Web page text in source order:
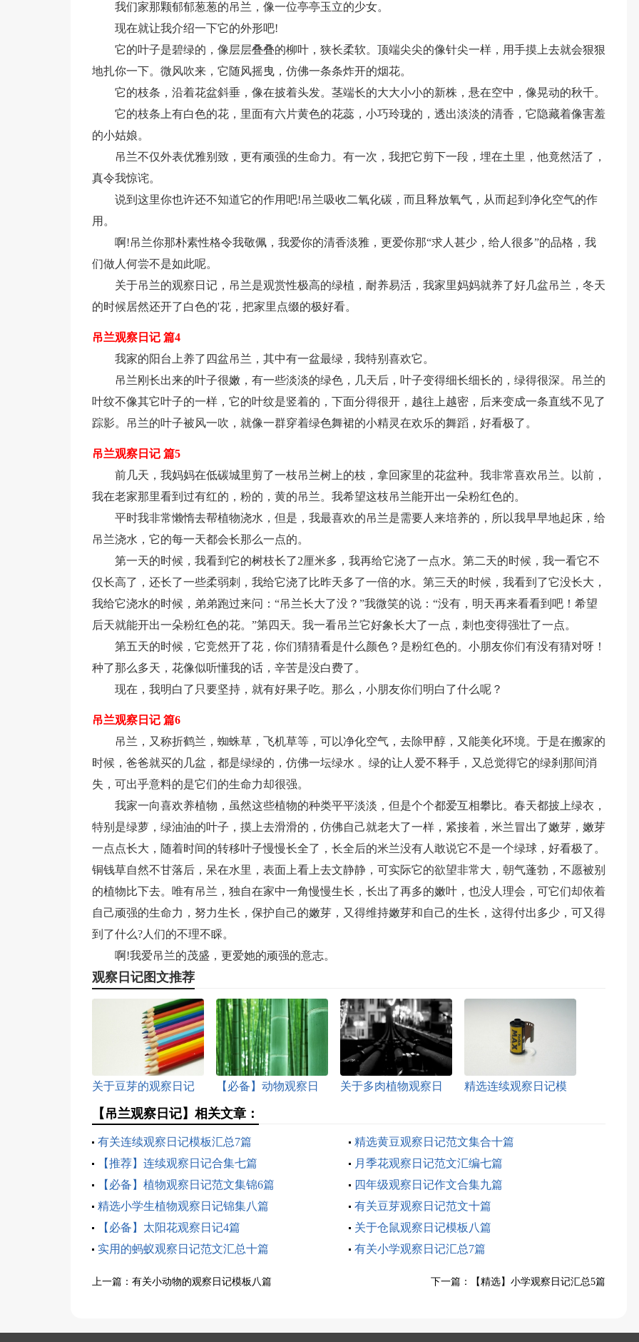
我们家那颗郁郁葱葱的吊兰，像一位亭亭玉立的少女。
现在就让我介绍一下它的外形吧!
它的叶子是碧绿的，像层层叠叠的柳叶，狭长柔软。顶端尖尖的像针尖一样，用手摸上去就会狠狠
地扎你一下。微风吹来，它随风摇曳，仿佛一条条炸开的烟花。
它的枝条，沿着花盆斜垂，像在披着头发。茎端长的大大小小的新株，悬在空中，像晃动的秋千。
它的枝条上有白色的花，里面有六片黄色的花蕊，小巧玲珑的，透出淡淡的清香，它隐藏着像害羞
的小姑娘。
吊兰不仅外表优雅别致，更有顽强的生命力。有一次，我把它剪下一段，埋在土里，他竟然活了，
真令我惊诧。
说到这里你也许还不知道它的作用吧!吊兰吸收二氧化碳，而且释放氧气，从而起到净化空气的作
用。
啊!吊兰你那朴素性格令我敬佩，我爱你的清香淡雅，更爱你那“求人甚少，给人很多”的品格，我
们做人何尝不是如此呢。
关于吊兰的观察日记，吊兰是观赏性极高的绿植，耐养易活，我家里妈妈就养了好几盆吊兰，冬天
的时候居然还开了白色的'花，把家里点缀的极好看。
吊兰观察日记 篇4
我家的阳台上养了四盆吊兰，其中有一盆最绿，我特别喜欢它。
吊兰刚长出来的叶子很嫩，有一些淡淡的绿色，几天后，叶子变得细长细长的，绿得很深。吊兰的
叶纹不像其它叶子的一样，它的叶纹是竖着的，下面分得很开，越往上越密，后来变成一条直线不见了
踪影。吊兰的叶子被风一吹，就像一群穿着绿色舞裙的小精灵在欢乐的舞蹈，好看极了。
吊兰观察日记 篇5
前几天，我妈妈在低碳城里剪了一枝吊兰树上的枝，拿回家里的花盆种。我非常喜欢吊兰。以前，
我在老家那里看到过有红的，粉的，黄的吊兰。我希望这枝吊兰能开出一朵粉红色的。
平时我非常懒惰去帮植物浇水，但是，我最喜欢的吊兰是需要人来培养的，所以我早早地起床，给
吊兰浇水，它的每一天都会长那么一点的。
第一天的时候，我看到它的树枝长了2厘米多，我再给它浇了一点水。第二天的时候，我一看它不
仅长高了，还长了一些柔弱刺，我给它浇了比昨天多了一倍的水。第三天的时候，我看到了它没长大，
我给它浇水的时候，弟弟跑过来问：“吊兰长大了没？”我微笑的说：“没有，明天再来看看到吧！希望
后天就能开出一朵粉红色的花。”第四天。我一看吊兰它好象长大了一点，刺也变得强壮了一点。
第五天的时候，它竞然开了花，你们猜猜看是什么颜色？是粉红色的。小朋友你们有没有猜对呀！
种了那么多天，花像似听懂我的话，辛苦是没白费了。
现在，我明白了只要坚持，就有好果子吃。那么，小朋友你们明白了什么呢？
吊兰观察日记 篇6
吊兰，又称折鹤兰，蜘蛛草，飞机草等，可以净化空气，去除甲醇，又能美化环境。于是在搬家的
时候，爸爸就买的几盆，都是绿绿的，仿佛一坛绿水 。绿的让人爱不释手，又总觉得它的绿刹那间消
失，可出乎意料的是它们的生命力却很强。
我家一向喜欢养植物，虽然这些植物的种类平平淡淡，但是个个都爱互相攀比。春天都披上绿衣，
特别是绿萝，绿油油的叶子，摸上去滑滑的，仿佛自己就老大了一样，紧接着，米兰冒出了嫩芽，嫩芽
一点点长大，随着时间的转移叶子慢慢长全了，长全后的米兰没有人敢说它不是一个绿球，好看极了。
铜钱草自然不甘落后，呆在水里，表面上看上去文静静，可实际它的欲望非常大，朝气蓬勃，不愿被别
的植物比下去。唯有吊兰，独自在家中一角慢慢生长，长出了再多的嫩叶，也没人理会，可它们却依着
自己顽强的生命力，努力生长，保护自己的嫩芽，又得维持嫩芽和自己的生长，这得付出多少，可又得
到了什么?人们的不理不睬。
啊!我爱吊兰的茂盛，更爱她的顽强的意志。
观察日记图文推荐
关于豆芽的观察日记
模板集合十篇
【必备】动物观察日
记模板集合五篇
关于多肉植物观察日
精选连续观察日记模
【吊兰观察日记】相关文章：
有关连续观察日记模板汇总7篇
精选黄豆观察日记范文集合十篇
【推荐】连续观察日记合集七篇
月季花观察日记范文汇编七篇
【必备】植物观察日记范文集锦6篇
四年级观察日记作文合集九篇
精选小学生植物观察日记锦集八篇
有关豆芽观察日记范文十篇
【必备】太阳花观察日记4篇
关于仓鼠观察日记模板八篇
实用的蚂蚁观察日记范文汇总十篇
有关小学观察日记汇总7篇
上一篇： 有关小动物的观察日记模板八篇 下一篇： 【精选】小学观察日记汇总5篇